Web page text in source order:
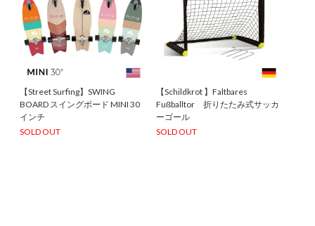
【Street Surfing】SWING
BOARD スイングボード MINI 30
インチ
SOLD OUT
【Schildkrot 】Faltbares
Fußballtor 折りたたみ式サッカ
ーゴール
SOLD OUT